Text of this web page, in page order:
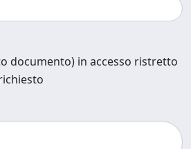
documento) in accesso ristretto